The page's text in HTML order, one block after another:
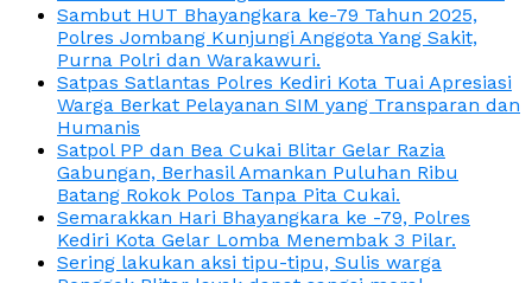
Sambut HUT Bhayangkara ke-79 Tahun 2025,
Polres Jombang Kunjungi Anggota Yang Sakit,
Purna Polri dan Warakawuri.
Satpas Satlantas Polres Kediri Kota Tuai Apresiasi
Warga Berkat Pelayanan SIM yang Transparan dan
Humanis
Satpol PP dan Bea Cukai Blitar Gelar Razia
Gabungan, Berhasil Amankan Puluhan Ribu
Batang Rokok Polos Tanpa Pita Cukai.
Semarakkan Hari Bhayangkara ke -79, Polres
Kediri Kota Gelar Lomba Menembak 3 Pilar.
Sering lakukan aksi tipu-tipu, Sulis warga